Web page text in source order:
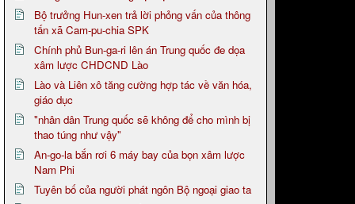
Bộ trưởng Hun-xen trả lời phỏng vấn của thông
tấn xã Cam-pu-chia SPK
Chính phủ Bun-ga-ri lên án Trung quốc đe dọa
xâm lược CHDCND Lào
Lào và Liên xô tăng cường hợp tác về văn hóa,
giáo dục
"nhân dân Trung quốc sẽ không để cho mình bị
thao túng như vậy"
An-go-la bắn rơi 6 máy bay của bọn xâm lược
Nam Phi
Tuyên bố của người phát ngôn Bộ ngoại giao ta